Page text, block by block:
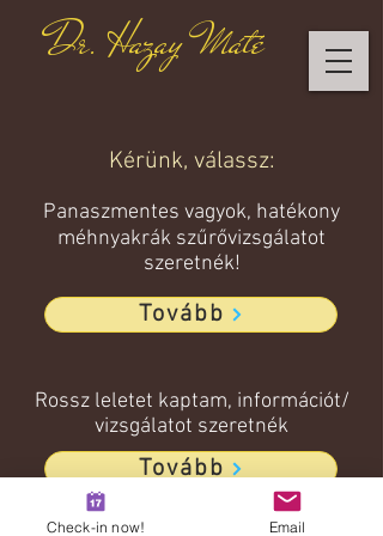
Dr. Hazay Máté
Kérünk, válassz:
Panaszmentes vagyok, hatékony
méhnyakrák szűrővizsgálatot
szeretnék!
Tovább
Rossz leletet kaptam, információt/
vizsgálatot szeretnék
Tovább
Check-in now! Email